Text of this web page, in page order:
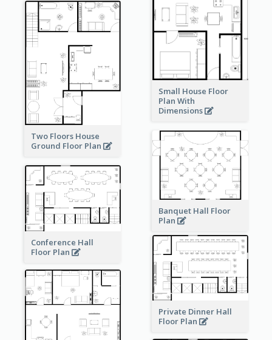
Small House Floor
Plan With
Dimensions
Two Floors House
Ground Floor Plan
Banquet Hall Floor
Plan
Conference Hall
Floor Plan
Private Dinner Hall
Floor Plan